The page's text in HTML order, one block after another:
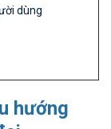
dùng
hướng